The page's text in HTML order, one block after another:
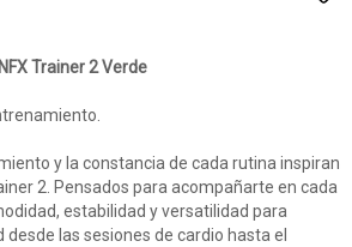
Trainer 2 Verde
y la constancia de cada rutina inspiran
2. Pensados para acompañarte en cada
estabilidad y versatilidad para
las sesiones de cardio hasta el